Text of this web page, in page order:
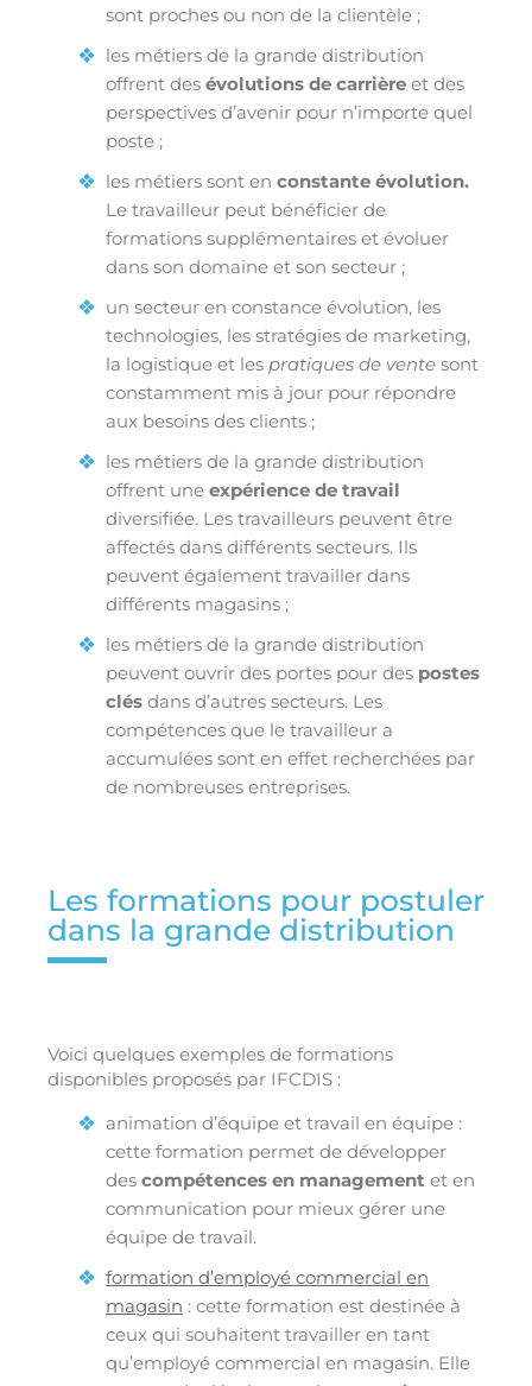
sont proches ou non de la clientèle ;
les métiers de la grande distribution
offrent des évolutions de carrière et des
perspectives d’avenir pour n’importe quel
poste ;
les métiers sont en constante évolution.
Le travailleur peut bénéficier de
formations supplémentaires et évoluer
dans son domaine et son secteur ;
un secteur en constance évolution, les
technologies, les stratégies de marketing,
la logistique et les pratiques de vente sont
constamment mis à jour pour répondre
aux besoins des clients ;
les métiers de la grande distribution
offrent une expérience de travail
diversifiée. Les travailleurs peuvent être
affectés dans différents secteurs. Ils
peuvent également travailler dans
différents magasins ;
les métiers de la grande distribution
peuvent ouvrir des portes pour des postes
clés dans d’autres secteurs. Les
compétences que le travailleur a
accumulées sont en effet recherchées par
de nombreuses entreprises.
Les formations pour postuler
dans la grande distribution
Voici quelques exemples de formations
disponibles proposés par IFCDIS :
animation d’équipe et travail en équipe :
cette formation permet de développer
des compétences en management et en
communication pour mieux gérer une
équipe de travail.
formation d’employé commercial en
magasin : cette formation est destinée à
ceux qui souhaitent travailler en tant
qu’employé commercial en magasin. Elle